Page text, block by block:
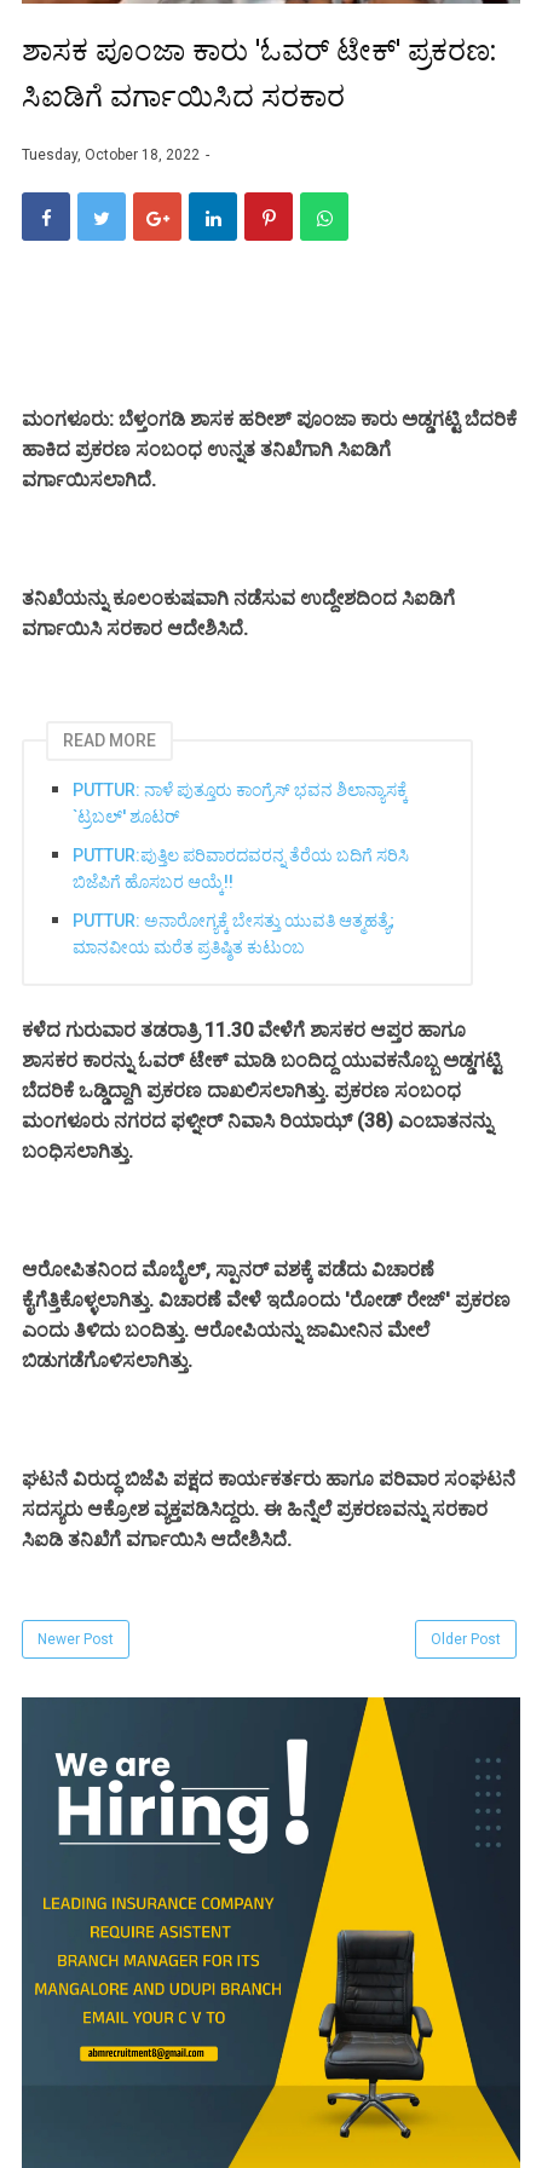
ಶಾಸಕ ಪೂಂಜಾ ಕಾರು 'ಓವರ್ ಟೇಕ್' ಪ್ರಕರಣ:
ಸಿಐಡಿಗೆ ವರ್ಗಾಯಿಸಿದ ಸರಕಾರ
Tuesday, October 18, 2022
ಮಂಗಳೂರು: ಬೆಳ್ತಂಗಡಿ ಶಾಸಕ ಹರೀಶ್ ಪೂಂಜಾ ಕಾರು ಅಡ್ಡಗಟ್ಟಿ ಬೆದರಿಕೆ
ಹಾಕಿದ ಪ್ರಕರಣ ಸಂಬಂಧ ಉನ್ನತ ತನಿಖೆಗಾಗಿ ಸಿಐಡಿಗೆ
ವರ್ಗಾಯಿಸಲಾಗಿದೆ.
ತನಿಖೆಯನ್ನು ಕೂಲಂಕುಷವಾಗಿ ನಡೆಸುವ ಉದ್ದೇಶದಿಂದ ಸಿಐಡಿಗೆ
ವರ್ಗಾಯಿಸಿ ಸರಕಾರ ಆದೇಶಿಸಿದೆ.
READ MORE
PUTTUR: ನಾಳೆ ಪುತ್ತೂರು ಕಾಂಗ್ರೆಸ್ ಭವನ ಶಿಲಾನ್ಯಾಸಕ್ಕೆ
`ಟ್ರಬಲ್' ಶೂಟರ್
PUTTUR:ಪುತ್ತಿಲ ಪರಿವಾರದವರನ್ನ ತೆರೆಯ ಬದಿಗೆ ಸರಿಸಿ
ಬಿಜೆಪಿಗೆ ಹೊಸಬರ ಆಯ್ಕೆ!!
PUTTUR: ಅನಾರೋಗ್ಯಕ್ಕೆ ಬೇಸತ್ತು ಯುವತಿ ಆತ್ಮಹತ್ಯೆ;
ಮಾನವೀಯ ಮರೆತ ಪ್ರತಿಷ್ಠಿತ ಕುಟುಂಬ
ಕಳೆದ ಗುರುವಾರ ತಡರಾತ್ರಿ 11.30 ವೇಳೆಗೆ ಶಾಸಕರ ಆಪ್ತರ ಹಾಗೂ
ಶಾಸಕರ ಕಾರನ್ನು ಓವರ್ ಟೇಕ್ ಮಾಡಿ ಬಂದಿದ್ದ ಯುವಕನೊಬ್ಬ ಅಡ್ಡಗಟ್ಟಿ
ಬೆದರಿಕೆ ಒಡ್ಡಿದ್ದಾಗಿ ಪ್ರಕರಣ ದಾಖಲಿಸಲಾಗಿತ್ತು. ಪ್ರಕರಣ ಸಂಬಂಧ
ಮಂಗಳೂರು ನಗರದ ಫಳ್ನೀರ್ ನಿವಾಸಿ ರಿಯಾಝ್ (38) ಎಂಬಾತನನ್ನು
ಬಂಧಿಸಲಾಗಿತ್ತು.
ಆರೋಪಿತನಿಂದ ಮೊಬೈಲ್, ಸ್ಪಾನರ್ ವಶಕ್ಕೆ ಪಡೆದು ವಿಚಾರಣೆ
ಕೈಗೆತ್ತಿಕೊಳ್ಳಲಾಗಿತ್ತು. ವಿಚಾರಣೆ ವೇಳೆ ಇದೊಂದು 'ರೋಡ್ ರೇಜ್' ಪ್ರಕರಣ
ಎಂದು ತಿಳಿದು ಬಂದಿತ್ತು. ಆರೋಪಿಯನ್ನು ಜಾಮೀನಿನ ಮೇಲೆ
ಬಿಡುಗಡೆಗೊಳಿಸಲಾಗಿತ್ತು.
ಘಟನೆ ವಿರುದ್ಧ ಬಿಜೆಪಿ ಪಕ್ಷದ ಕಾರ್ಯಕರ್ತರು ಹಾಗೂ ಪರಿವಾರ ಸಂಘಟನೆ
ಸದಸ್ಯರು ಆಕ್ರೋಶ ವ್ಯಕ್ತಪಡಿಸಿದ್ದರು. ಈ ಹಿನ್ನೆಲೆ ಪ್ರಕರಣವನ್ನು ಸರಕಾರ
ಸಿಐಡಿ ತನಿಖೆಗೆ ವರ್ಗಾಯಿಸಿ ಆದೇಶಿಸಿದೆ.
Newer Post Older Post